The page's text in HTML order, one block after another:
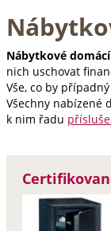
Nábytkové
nich uschovat
Vše, co by
Všechny nabízené
k nim řadu